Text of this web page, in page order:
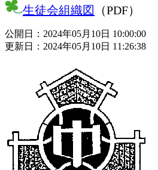
生徒会組織図 （PDF）
公開日：2024年05月10日 10:00:00
更新日：2024年05月10日 11:26:38